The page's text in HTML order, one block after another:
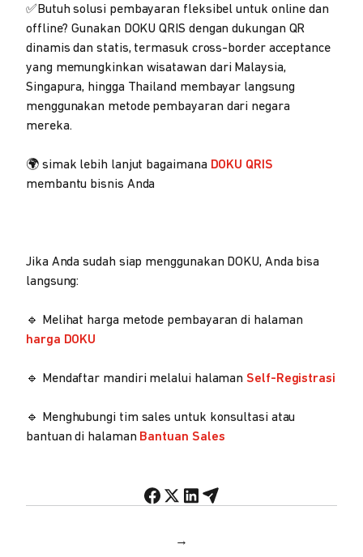
✅Butuh solusi pembayaran fleksibel untuk online dan
offline? Gunakan DOKU QRIS dengan dukungan QR
dinamis dan statis, termasuk cross-border acceptance
yang memungkinkan wisatawan dari Malaysia,
Singapura, hingga Thailand membayar langsung
menggunakan metode pembayaran dari negara
mereka.
🌍 simak lebih lanjut bagaimana DOKU QRIS
membantu bisnis Anda
Jika Anda sudah siap menggunakan DOKU, Anda bisa
langsung:
🔹 Melihat harga metode pembayaran di halaman
harga DOKU
🔹 Mendaftar mandiri melalui halaman Self-Registrasi
🔹 Menghubungi tim sales untuk konsultasi atau
bantuan di halaman Bantuan Sales
→